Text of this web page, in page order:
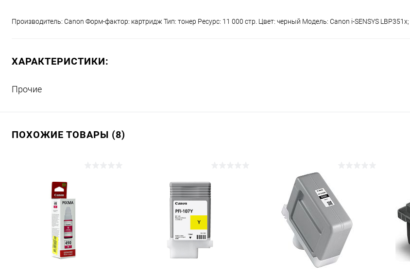
Производитель: Canon Форм-фактор: картридж Тип: тонер Ресурс: 11 000 стр. Цвет: черный Модель: Canon i-SENSYS LBP351x;
ХАРАКТЕРИСТИКИ:
Прочие
ПОХОЖИЕ ТОВАРЫ (8)